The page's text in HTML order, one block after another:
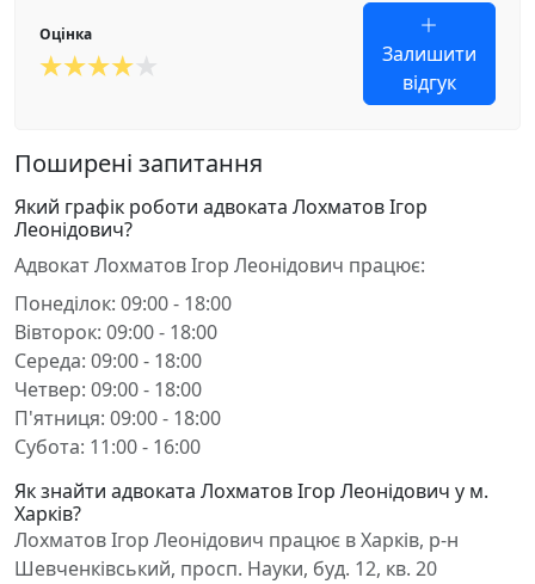
Оцінка
Залишити
відгук
Поширені запитання
Який графік роботи адвоката Лохматов Ігор
Леонідович?
Адвокат Лохматов Ігор Леонідович працює:
Понеділок: 09:00 - 18:00
Вівторок: 09:00 - 18:00
Середа: 09:00 - 18:00
Четвер: 09:00 - 18:00
П'ятниця: 09:00 - 18:00
Субота: 11:00 - 16:00
Як знайти адвоката Лохматов Ігор Леонідович у м.
Харків?
Лохматов Ігор Леонідович працює в Харків, р-н
Шевченківський, просп. Науки, буд. 12, кв. 20